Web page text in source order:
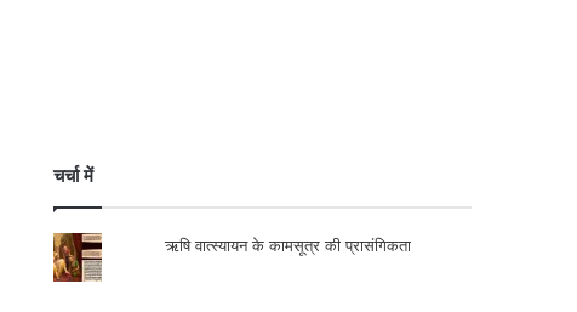
चर्चा में
ऋषि वात्स्यायन के कामसूत्र की प्रासंगिकता